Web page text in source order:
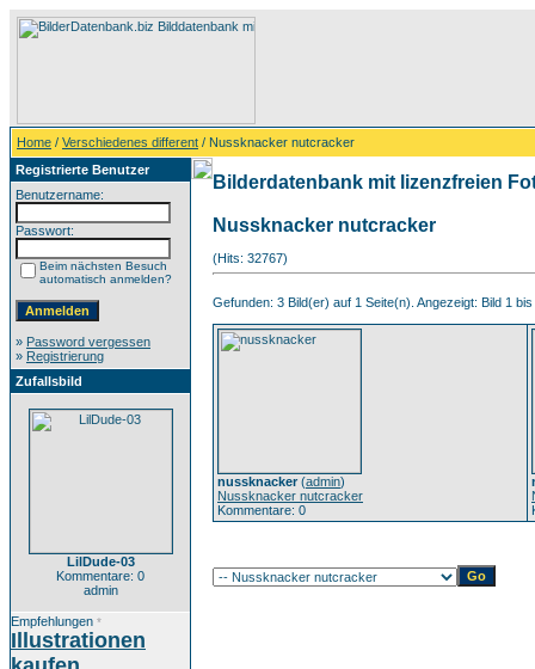
Home / Verschiedenes different / Nussknacker nutcracker
Registrierte Benutzer
Benutzername:
Passwort:
Beim nächsten Besuch
automatisch anmelden?
» Password vergessen
» Registrierung
Zufallsbild
LilDude-03
Kommentare: 0
admin
Empfehlungen *
Illustrationen
Bilderdatenbank mit lizenzfreien
Nussknacker nutcracker
(Hits: 32767)
Gefunden: 3 Bild(er) auf 1 Seite(n). Angezeigt: Bild 1 bis
nussknacker(admin)
Nussknacker nutcracker
Kommentare: 0